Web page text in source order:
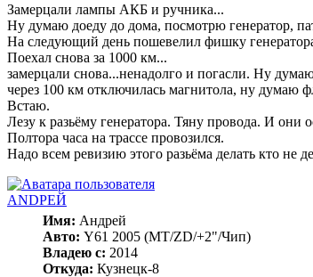
Замерцали лампы АКБ и ручника...
Ну думаю доеду до дома, посмотрю генератор,
На следующий день пошевелил фишку
Поехал снова за 1000 км...
замерцали снова...ненадолго и погасли. Ну
через 100 км отключилась магнитола, ну думаю
Встаю.
Лезу к разьёму генератора. Тяну провода. И они
Полтора часа на трассе провозился.
Надо всем ревизию этого разьёма делать кто не
ANDРЕЙ
Имя: Андрей
Авто: Y61 2005 (МT/ZD/+2"/Чип)
Владею с: 2014
Откуда: Кузнецк-8